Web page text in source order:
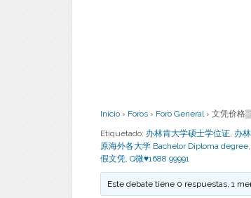
Inicio › Foros › Foro General › 文凭价格
Etiquetado: 办林肯大学硕士学位证, 办
原海外各大学 Bachelor Diploma degree,
假文凭, Q微♥1688 99991
Este debate tiene 0 respuestas, 1